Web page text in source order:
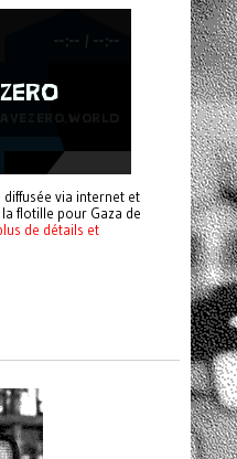
diffusée via internet et
flotille pour Gaza de
de détails et